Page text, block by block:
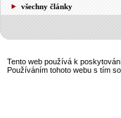
všechny články
Tento web používá k
Používáním tohoto webu s tím